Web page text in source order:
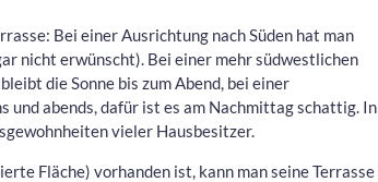
Bei einer Ausrichtung nach Süden hat man
nicht erwünscht). Bei einer mehr südwestlichen
die Sonne bis zum Abend, bei einer
und abends, dafür ist es am Nachmittag schattig. In
vieler Hausbesitzer.
Fläche) vorhanden ist, kann man seine Terrasse